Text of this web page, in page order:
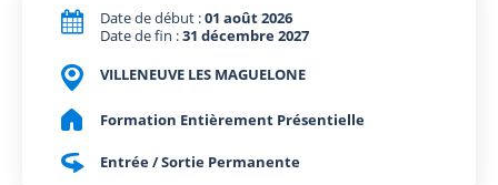
Date de début :01 août 2026
Date de fin :31 décembre 2027
VILLENEUVE LES MAGUELONE
Formation Entièrement Présentielle
Entrée / Sortie Permanente